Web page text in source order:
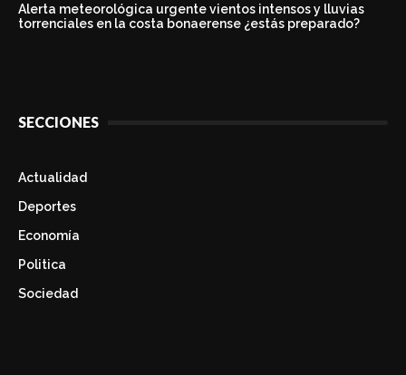
Alerta meteorológica urgente vientos intensos y lluvias
torrenciales en la costa bonaerense ¿estás preparado?
SECCIONES
Actualidad
Deportes
Economía
Politica
Sociedad